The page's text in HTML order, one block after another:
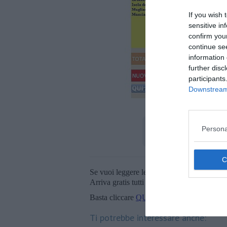
If you wish
sensitive
confirm
continue
information
further
Se vuoi leggere le notizie principali della
Arriva gratis tutti i giorni alle 20:00
Basta cliccare QUI
Ti potrebbe interessare anche: